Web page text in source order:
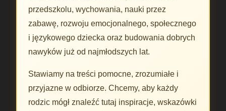
przedszkolu, wychowania, nauki przez
zabawę, rozwoju emocjonalnego, społecznego
i językowego dziecka oraz budowania dobrych
nawyków już od najmłodszych lat.
Stawiamy na treści pomocne, zrozumiałe i
przyjazne w odbiorze. Chcemy, aby każdy
rodzic mógł znaleźć tutaj inspiracje, wskazówki